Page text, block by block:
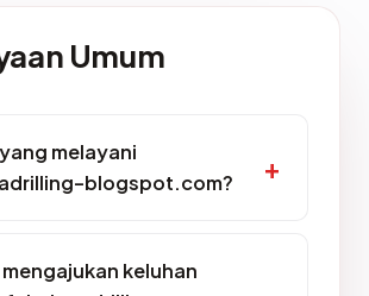
Umum
melayani
blogspot.com?
mengajukan keluhan